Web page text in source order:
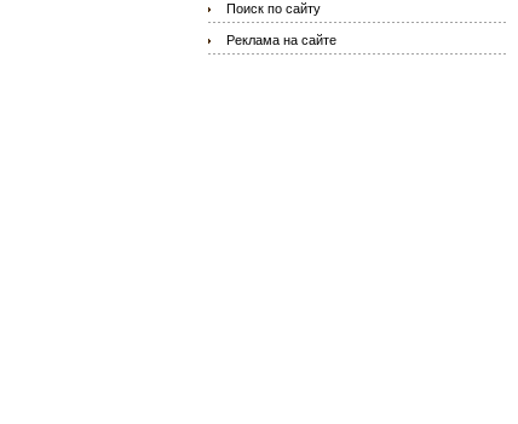
Поиск по сайту
Реклама на сайте